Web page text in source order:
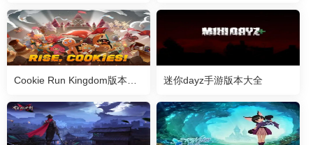
迷你dayz手游版本大全